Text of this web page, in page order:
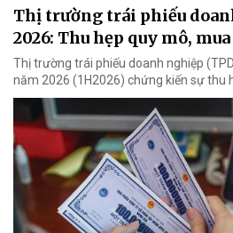
Thị trường trái phiếu
2026: Thu hẹp quy mô,
Thị trường trái phiếu doanh nghiệp
năm 2026 (1H2026) chứng kiến sự thu